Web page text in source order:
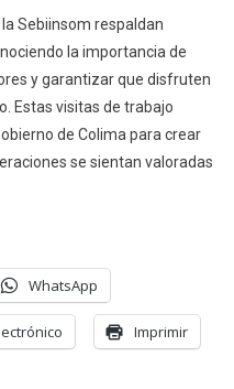
Sebiinsom respaldan
la importancia de
y garantizar que disfruten
Estas visitas de trabajo
de Colima para crear
se sientan valoradas
WhatsApp
Imprimir